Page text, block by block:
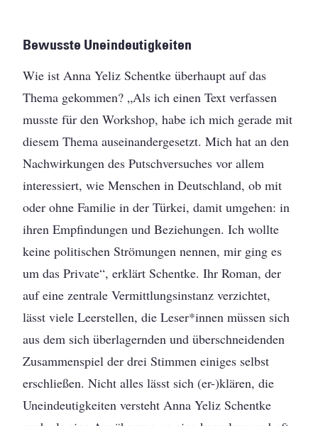
Bewusste Uneindeutigkeiten
Wie ist Anna Yeliz Schentke überhaupt auf das
Thema gekommen? „Als ich einen Text verfassen
musste für den Workshop, habe ich mich gerade mit
diesem Thema auseinandergesetzt. Mich hat an den
Nachwirkungen des Putschversuches vor allem
interessiert, wie Menschen in Deutschland, ob mit
oder ohne Familie in der Türkei, damit umgehen: in
ihren Empfindungen und Beziehungen. Ich wollte
keine politischen Strömungen nennen, mir ging es
um das Private“, erklärt Schentke. Ihr Roman, der
auf eine zentrale Vermittlungsinstanz verzichtet,
lässt viele Leerstellen, die Leser*innen müssen sich
aus dem sich überlagernden und überschneidenden
Zusammenspiel der drei Stimmen einiges selbst
erschließen. Nicht alles lässt sich (er-)klären, die
Uneindeutigkeiten versteht Anna Yeliz Schentke